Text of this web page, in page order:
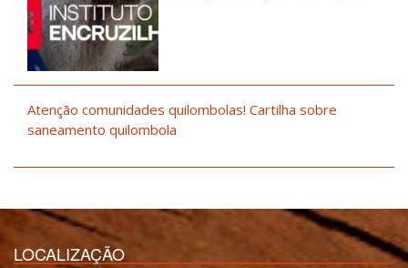
Atenção comunidades quilombolas! Cartilha sobre
saneamento quilombola
LOCALIZAÇÃO